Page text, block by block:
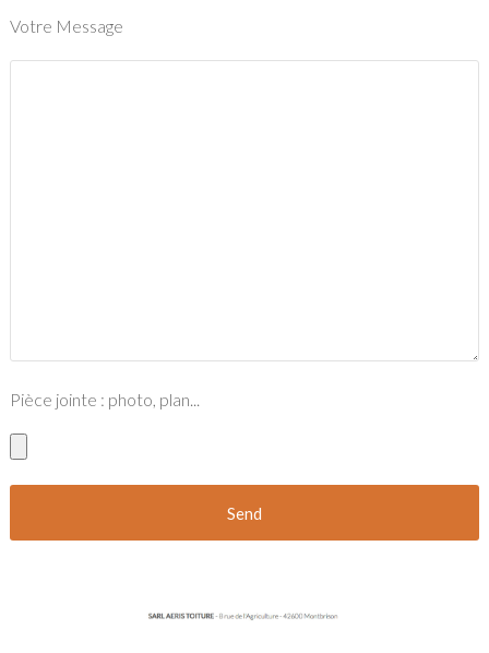
Votre Message
Pièce jointe : photo, plan...